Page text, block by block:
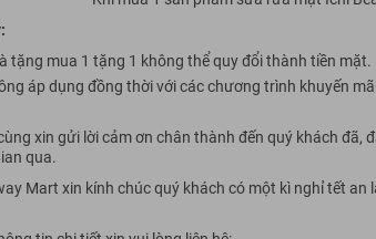
tặng mua 1 tặng 1 không thể quy đổi thành tiền mặt.
áp dụng đồng thời với các chương trình khuyến
xin gửi lời cảm ơn chân thành đến quý khách
qua.
Mart xin kính chúc quý khách có một kì nghỉ tết